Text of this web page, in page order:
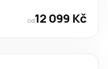
od12 099 Kč